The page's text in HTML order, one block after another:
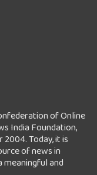
of Online
India Foundation,
2004. Today, it is
of news in
meaningful and